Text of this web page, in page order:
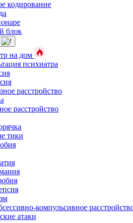
кодирование
блок
на дом
психиатра
расстройство
расстройство
тики
компульсивное
атаки